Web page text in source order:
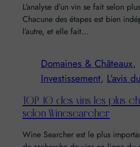
L’analyse d’un vin se fait selon
Chacune des étapes est bien
l’autre, et elle fait…
Domaines & Châteaux
Investissement, L’avis
TOP 10 des vins les plus
selon Winesearcher
Wine Searcher est le plus